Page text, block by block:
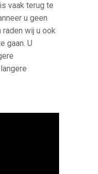
vaak terug te
u geen
raden wij u ook
gaan. U